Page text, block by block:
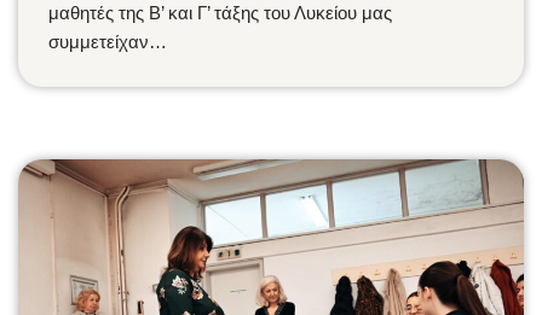
μαθητές της Β’ και Γ’ τάξης του Λυκείου μας
συμμετείχαν…